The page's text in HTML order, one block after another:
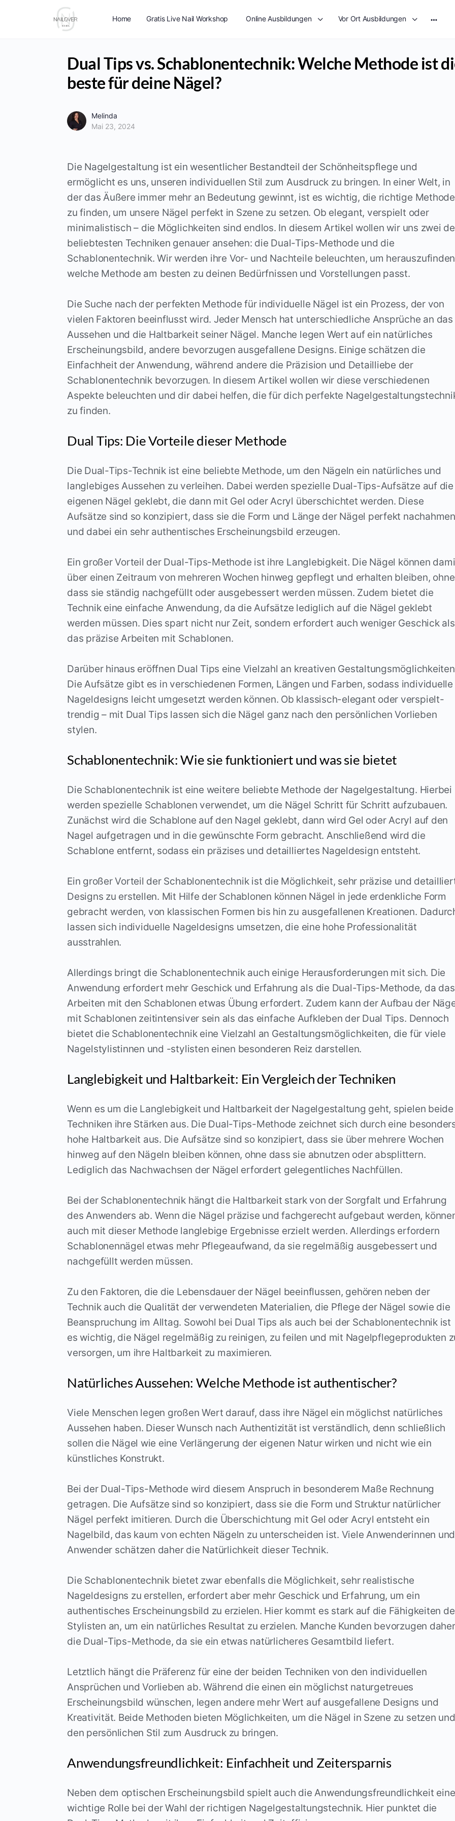
Home Gratis Live Nail Workshop Online Ausbildungen Vor Ort Ausbildungen
Dual Tips vs. Schablonentechnik: Welche Methode ist
beste für deine Nägel?
Melinda
Mai 23, 2024
Die Nagelgestaltung ist ein wesentlicher Bestandteil der Schönheitspflege und
ermöglicht es uns, unseren individuellen Stil zum Ausdruck zu bringen. In einer Welt, in
der das Äußere immer mehr an Bedeutung gewinnt, ist es wichtig, die richtige Methode
zu finden, um unsere Nägel perfekt in Szene zu setzen. Ob elegant, verspielt oder
minimalistisch – die Möglichkeiten sind endlos. In diesem Artikel wollen wir uns zwei
beliebtesten Techniken genauer ansehen: die Dual-Tips-Methode und die
Schablonentechnik. Wir werden ihre Vor- und Nachteile beleuchten, um
welche Methode am besten zu deinen Bedürfnissen und Vorstellungen passt.
Die Suche nach der perfekten Methode für individuelle Nägel ist ein Prozess, der von
vielen Faktoren beeinflusst wird. Jeder Mensch hat unterschiedliche Ansprüche an das
Aussehen und die Haltbarkeit seiner Nägel. Manche legen Wert auf ein natürliches
Erscheinungsbild, andere bevorzugen ausgefallene Designs. Einige schätzen die
Einfachheit der Anwendung, während andere die Präzision und Detailliebe der
Schablonentechnik bevorzugen. In diesem Artikel wollen wir diese verschiedenen
Aspekte beleuchten und dir dabei helfen, die für dich perfekte
zu finden.
Dual Tips: Die Vorteile dieser Methode
Die Dual-Tips-Technik ist eine beliebte Methode, um den Nägeln ein natürliches und
langlebiges Aussehen zu verleihen. Dabei werden spezielle Dual-Tips-Aufsätze auf die
eigenen Nägel geklebt, die dann mit Gel oder Acryl überschichtet werden. Diese
Aufsätze sind so konzipiert, dass sie die Form und Länge der Nägel perfekt nachahmen
und dabei ein sehr authentisches Erscheinungsbild erzeugen.
Ein großer Vorteil der Dual-Tips-Methode ist ihre Langlebigkeit. Die Nägel können
über einen Zeitraum von mehreren Wochen hinweg gepflegt und erhalten bleiben, ohne
dass sie ständig nachgefüllt oder ausgebessert werden müssen. Zudem bietet die
Technik eine einfache Anwendung, da die Aufsätze lediglich auf die Nägel geklebt
werden müssen. Dies spart nicht nur Zeit, sondern erfordert auch weniger Geschick als
das präzise Arbeiten mit Schablonen.
Darüber hinaus eröffnen Dual Tips eine Vielzahl an kreativen
Die Aufsätze gibt es in verschiedenen Formen, Längen und Farben, sodass individuelle
Nageldesigns leicht umgesetzt werden können. Ob klassisch-elegant oder verspielt-
trendig – mit Dual Tips lassen sich die Nägel ganz nach den persönlichen Vorlieben
stylen.
Schablonentechnik: Wie sie funktioniert und was sie bietet
Die Schablonentechnik ist eine weitere beliebte Methode der Nagelgestaltung. Hierbei
werden spezielle Schablonen verwendet, um die Nägel Schritt für Schritt aufzubauen.
Zunächst wird die Schablone auf den Nagel geklebt, dann wird Gel oder Acryl auf den
Nagel aufgetragen und in die gewünschte Form gebracht. Anschließend wird die
Schablone entfernt, sodass ein präzises und detailliertes Nageldesign entsteht.
Ein großer Vorteil der Schablonentechnik ist die Möglichkeit, sehr präzise und
Designs zu erstellen. Mit Hilfe der Schablonen können Nägel in jede erdenkliche Form
gebracht werden, von klassischen Formen bis hin zu ausgefallenen Kreationen.
lassen sich individuelle Nageldesigns umsetzen, die eine hohe Professionalität
ausstrahlen.
Allerdings bringt die Schablonentechnik auch einige Herausforderungen mit sich. Die
Anwendung erfordert mehr Geschick und Erfahrung als die Dual-Tips-Methode, da das
Arbeiten mit den Schablonen etwas Übung erfordert. Zudem kann der Aufbau der
mit Schablonen zeitintensiver sein als das einfache Aufkleben der Dual Tips. Dennoch
bietet die Schablonentechnik eine Vielzahl an Gestaltungsmöglichkeiten, die für viele
Nagelstylistinnen und -stylisten einen besonderen Reiz darstellen.
Langlebigkeit und Haltbarkeit: Ein Vergleich der Techniken
Wenn es um die Langlebigkeit und Haltbarkeit der Nagelgestaltung geht, spielen beide
Techniken ihre Stärken aus. Die Dual-Tips-Methode zeichnet sich durch eine
hohe Haltbarkeit aus. Die Aufsätze sind so konzipiert, dass sie über mehrere Wochen
hinweg auf den Nägeln bleiben können, ohne dass sie abnutzen oder absplittern.
Lediglich das Nachwachsen der Nägel erfordert gelegentliches Nachfüllen.
Bei der Schablonentechnik hängt die Haltbarkeit stark von der Sorgfalt und Erfahrung
des Anwenders ab. Wenn die Nägel präzise und fachgerecht aufgebaut werden,
auch mit dieser Methode langlebige Ergebnisse erzielt werden. Allerdings erfordern
Schablonennägel etwas mehr Pflegeaufwand, da sie regelmäßig ausgebessert und
nachgefüllt werden müssen.
Zu den Faktoren, die die Lebensdauer der Nägel beeinflussen, gehören neben der
Technik auch die Qualität der verwendeten Materialien, die Pflege der Nägel sowie die
Beanspruchung im Alltag. Sowohl bei Dual Tips als auch bei der Schablonentechnik ist
es wichtig, die Nägel regelmäßig zu reinigen, zu feilen und mit Nagelpflegeprodukten
versorgen, um ihre Haltbarkeit zu maximieren.
Natürliches Aussehen: Welche Methode ist authentischer?
Viele Menschen legen großen Wert darauf, dass ihre Nägel ein möglichst natürliches
Aussehen haben. Dieser Wunsch nach Authentizität ist verständlich, denn schließlich
sollen die Nägel wie eine Verlängerung der eigenen Natur wirken und nicht wie ein
künstliches Konstrukt.
Bei der Dual-Tips-Methode wird diesem Anspruch in besonderem Maße Rechnung
getragen. Die Aufsätze sind so konzipiert, dass sie die Form und Struktur natürlicher
Nägel perfekt imitieren. Durch die Überschichtung mit Gel oder Acryl entsteht ein
Nagelbild, das kaum von echten Nägeln zu unterscheiden ist. Viele Anwenderinnen und
Anwender schätzen daher die Natürlichkeit dieser Technik.
Die Schablonentechnik bietet zwar ebenfalls die Möglichkeit, sehr realistische
Nageldesigns zu erstellen, erfordert aber mehr Geschick und Erfahrung, um ein
authentisches Erscheinungsbild zu erzielen. Hier kommt es stark auf die Fähigkeiten
Stylisten an, um ein natürliches Resultat zu erzielen. Manche Kunden bevorzugen daher
die Dual-Tips-Methode, da sie ein etwas natürlicheres Gesamtbild liefert.
Letztlich hängt die Präferenz für eine der beiden Techniken von den individuellen
Ansprüchen und Vorlieben ab. Während die einen ein möglichst naturgetreues
Erscheinungsbild wünschen, legen andere mehr Wert auf ausgefallene Designs und
Kreativität. Beide Methoden bieten Möglichkeiten, um die Nägel in Szene zu setzen und
den persönlichen Stil zum Ausdruck zu bringen.
Anwendungsfreundlichkeit: Einfachheit und Zeitersparnis
Neben dem optischen Erscheinungsbild spielt auch die Anwendungsfreundlichkeit eine
wichtige Rolle bei der Wahl der richtigen Nagelgestaltungstechnik. Hier punktet die